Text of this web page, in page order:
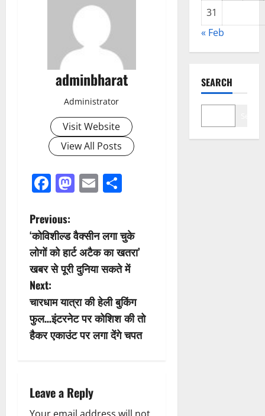
adminbharat
Administrator
Visit Website
View All Posts
Facebook
Mastodon
Email
P
o
s
t
n
a
i
Previous:
‘कोविशील्ड वैक्सीन लगा चुके
लोगों को हार्ट अटैक का खतरा’
खबर से पूरी दुनिया सकते में
Next:
चारधाम यात्रा की हेली बुकिंग
फुल…इंटरनेट पर कोशिश की तो
हैकर एकाउंट पर लगा देंगे चपत
Leave a Reply
31
« Feb
SEARCH